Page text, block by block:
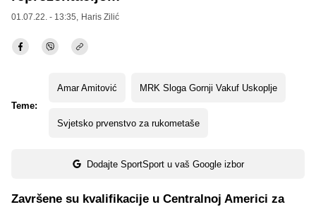
01.07.22. - 13:35, Haris Zilić
Teme:
Amar Amitović MRK Sloga Gornji Vakuf Uskoplje
Svjetsko prvenstvo za rukometaše
Dodajte SportSport u vaš Google izbor
Završene su kvalifikacije u Centralnoj Americi za